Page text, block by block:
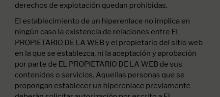
derechos de explotación quedan prohibidas.
El establecimiento de un hiperenlace no implica en
ningún caso la existencia de relaciones entre EL
PROPIETARIO DE LA WEB y el propietario del sitio web
en la que se establezca, ni la aceptación y aprobación
por parte de EL PROPIETARIO DE LA WEB de sus
contenidos o servicios. Aquellas personas que se
propongan establecer un hiperenlace previamente